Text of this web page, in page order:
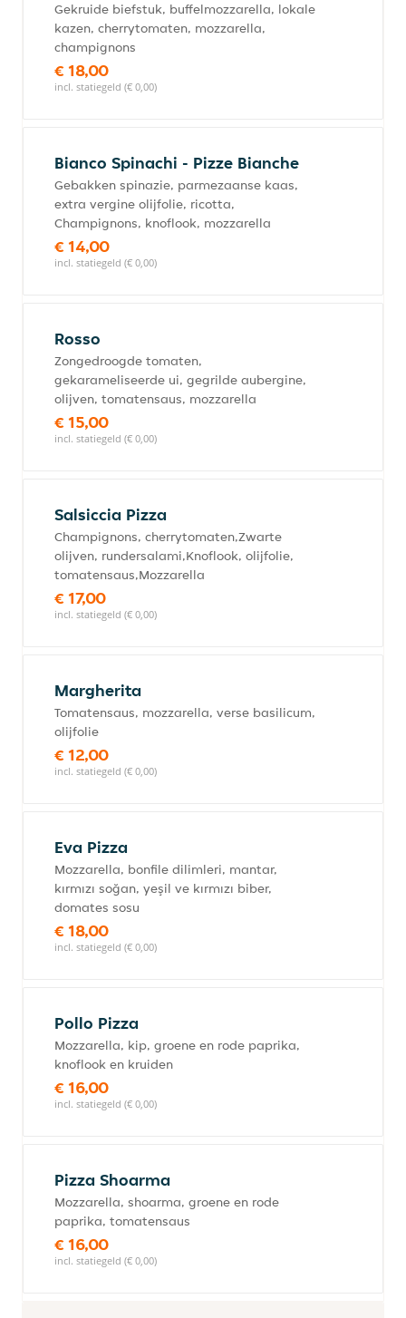
Gekruide biefstuk, buffelmozzarella, lokale
kazen, cherrytomaten, mozzarella,
champignons
€ 18,00
incl. statiegeld (€ 0,00)
Bianco Spinachi - Pizze Bianche
Gebakken spinazie, parmezaanse kaas,
extra vergine olijfolie, ricotta,
Champignons, knoflook, mozzarella
€ 14,00
incl. statiegeld (€ 0,00)
Rosso
Zongedroogde tomaten,
gekarameliseerde ui, gegrilde aubergine,
olijven, tomatensaus, mozzarella
€ 15,00
incl. statiegeld (€ 0,00)
Salsiccia Pizza
Champignons, cherrytomaten,Zwarte
olijven, rundersalami,Knoflook, olijfolie,
tomatensaus,Mozzarella
€ 17,00
incl. statiegeld (€ 0,00)
Margherita
Tomatensaus, mozzarella, verse basilicum,
olijfolie
€ 12,00
incl. statiegeld (€ 0,00)
Eva Pizza
Mozzarella, bonfile dilimleri, mantar,
kırmızı soğan, yeşil ve kırmızı biber,
domates sosu
€ 18,00
incl. statiegeld (€ 0,00)
Pollo Pizza
Mozzarella, kip, groene en rode paprika,
knoflook en kruiden
€ 16,00
incl. statiegeld (€ 0,00)
Pizza Shoarma
Mozzarella, shoarma, groene en rode
paprika, tomatensaus
€ 16,00
incl. statiegeld (€ 0,00)